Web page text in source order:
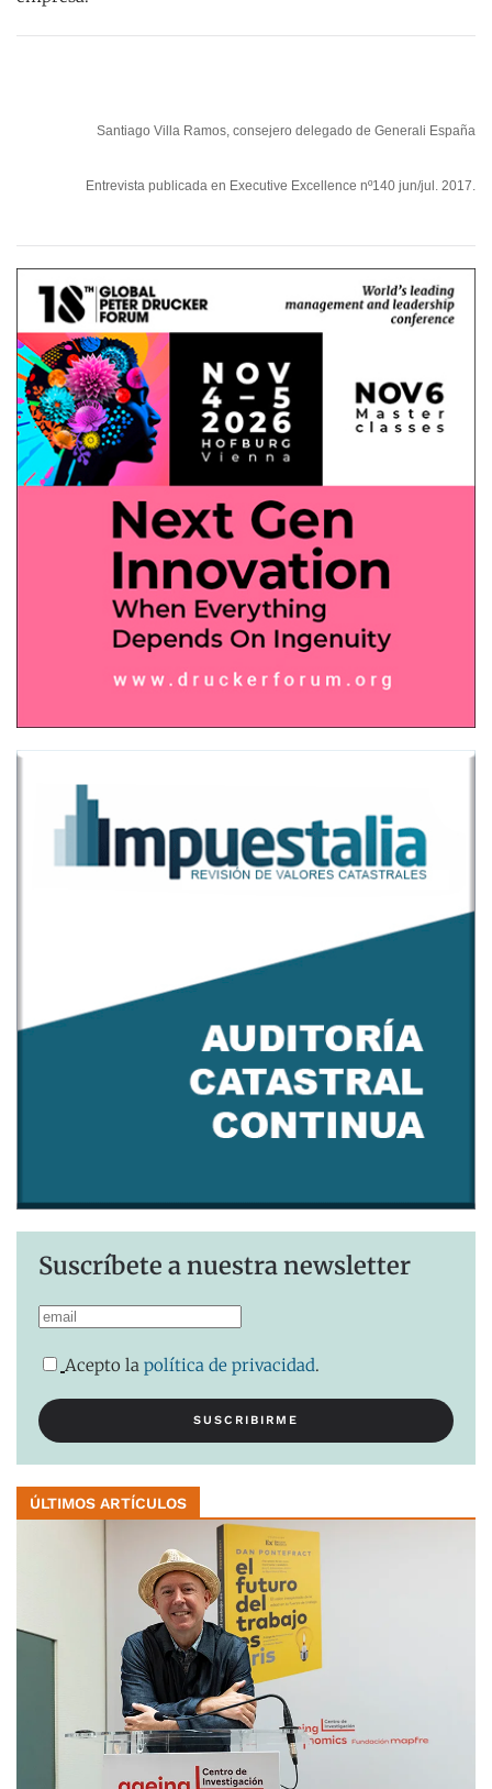
Santiago Villa Ramos, consejero delegado de Generali España
Entrevista publicada en Executive Excellence nº140 jun/jul. 2017.
Suscríbete a nuestra newsletter
Acepto la política de privacidad.
ÚLTIMOS ARTÍCULOS